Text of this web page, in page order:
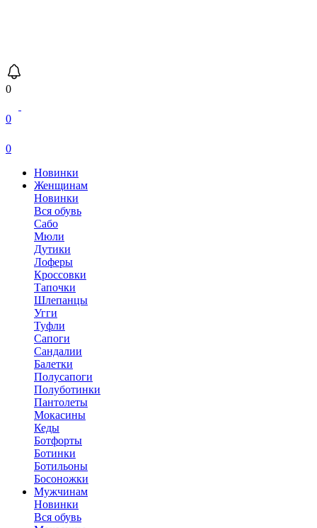
0
0
0
Новинки
Женщинам
Новинки
Вся обувь
Сабо
Мюли
Дутики
Лоферы
Кроссовки
Тапочки
Шлепанцы
Угги
Туфли
Сапоги
Сандалии
Балетки
Полусапоги
Полуботинки
Пантолеты
Мокасины
Кеды
Ботфорты
Ботинки
Ботильоны
Босоножки
Мужчинам
Новинки
Вся обувь